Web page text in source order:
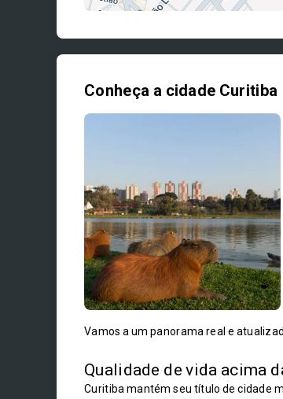
Conheça a cidade Curitiba
Vamos a um panorama real e
Qualidade de vida acima
Curitiba mantém seu título de cidade